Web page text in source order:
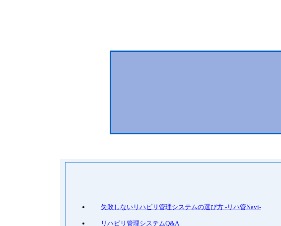
失敗しないリハビリ管理システムの選び方 -リハ管Navi-
リハビリ管理システムQ&A